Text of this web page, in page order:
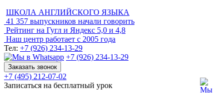
ШКОЛА АНГЛИЙСКОГО ЯЗЫКА
41 357 выпускников начали говорить
Рейтинг на Гугл и Яндекс 5,0 и 4,8
Наш центр работает с 2005 года
Тел: +7 (926) 234-13-29
+7 (926) 234-13-29
Заказать звонок
+7 (495) 212-07-02
Записаться на бесплатный урок